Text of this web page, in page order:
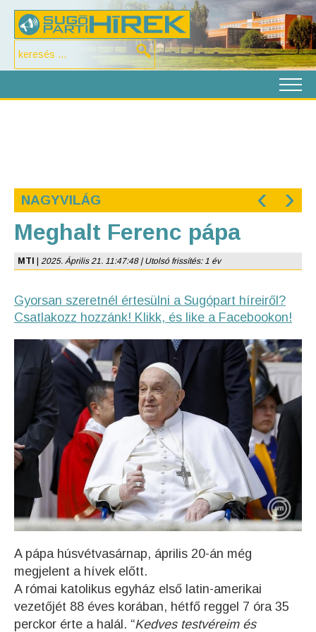
NAGYVILÁG ‹ ›
Meghalt Ferenc pápa
MTI 2025. Április 21. 11:47:48 | Utolsó frissítés: 1 év
Gyorsan szeretnél értesülni a Sugópart híreiről?
Csatlakozz hozzánk! Klikk, és like a Facebookon!
A pápa húsvétvasárnap, április 20-án még
megjelent a hívek előtt.
A római katolikus egyház első latin-amerikai
vezetőjét 88 éves korában, hétfő reggel 7 óra 35
perckor érte a halál. “Kedves testvéreim és